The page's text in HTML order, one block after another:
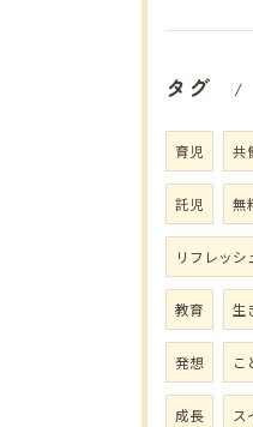
タグ
育児 共
託児 無
リフレッシ
教育 生
発想 こ
成長 ス